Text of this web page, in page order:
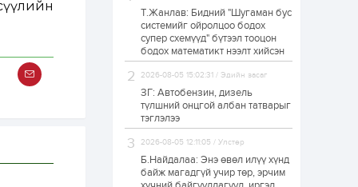
Н.Номтойбаяр:
Аймгуудад
тулгамдаж буй
асуудлуудыг долоо
хоног бүр Засгийн
газрын...
1 өдөр 0
УИХ-ын дарга
С.Бямбацогт төрийг
тахих төрийн
тахилгад оролцлоо
1 өдөр 4 0
Т.Жанлав: Бидний "Шугаман бус
системийг ойролцоо бодох
супер схемүүд" бүтээл тооцон
бодох математикт нээлт хийсэн
2026-08-05 15:02:31 / Эдийн засаг
ЗГ: Автобензин, дизель
түлшний онцгой албан татварыг
тэглэлээ
2026-08-05 12:11:05 / Улстөр
Б.Найдалаа: Энэ өвөл илүү хүнд
байж магадгүй учир төр, эрчим